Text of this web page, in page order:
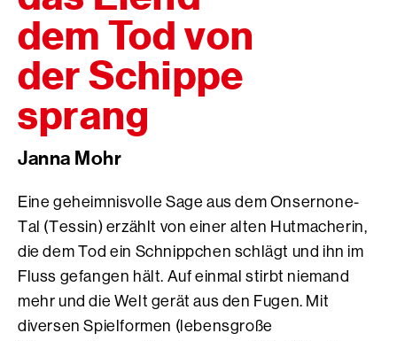
dem Tod von
der Schippe
sprang
Janna Mohr
Eine geheimnisvolle Sage aus dem Onsernone-
Tal (Tessin) erzählt von einer alten Hutmacherin,
die dem Tod ein Schnippchen schlägt und ihn im
Fluss gefangen hält. Auf einmal stirbt niemand
mehr und die Welt gerät aus den Fugen. Mit
diversen Spielformen (lebensgroße